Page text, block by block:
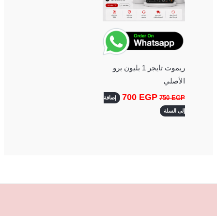
ريموت تايجر 1 بليون برو
الأصلي
750EGP
700 EGP إضافة
إلى السلة